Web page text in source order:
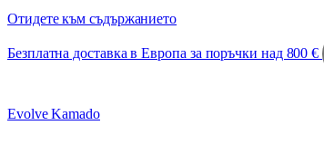
Отидете към съдържанието
Безплатна доставка в Европа за поръчки над 800 €
Evolve Kamado